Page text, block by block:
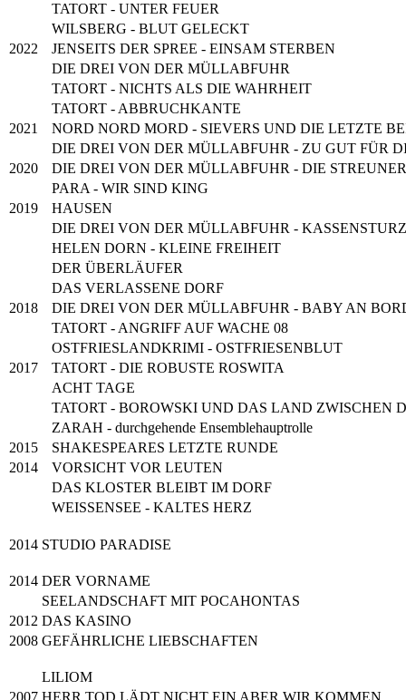
TATORT - UNTER FEUER
WILSBERG - BLUT GELECKT
2022
JENSEITS DER SPREE - EINSAM STERBEN
DIE DREI VON DER MÜLLABFUHR
TATORT - NICHTS ALS DIE WAHRHEIT
TATORT - ABBRUCHKANTE
2021
NORD NORD MORD - SIEVERS UND DIE LETZTE
DIE DREI VON DER MÜLLABFUHR - ZU GUT FÜR
2020
DIE DREI VON DER MÜLLABFUHR - DIE
PARA - WIR SIND KING
2019
HAUSEN
DIE DREI VON DER MÜLLABFUHR - KASSENSTURZ
HELEN DORN - KLEINE FREIHEIT
DER ÜBERLÄUFER
DAS VERLASSENE DORF
2018
DIE DREI VON DER MÜLLABFUHR - BABY AN
TATORT - ANGRIFF AUF WACHE 08
OSTFRIESLANDKRIMI - OSTFRIESENBLUT
2017
TATORT - DIE ROBUSTE ROSWITA
ACHT TAGE
TATORT - BOROWSKI UND DAS LAND ZWISCHEN
ZARAH - durchgehende Ensemblehauptrolle
2015
SHAKESPEARES LETZTE RUNDE
2014
VORSICHT VOR LEUTEN
DAS KLOSTER BLEIBT IM DORF
WEISSENSEE - KALTES HERZ
2014 STUDIO PARADISE
2014 DER VORNAME
SEELANDSCHAFT MIT POCAHONTAS
2012 DAS KASINO
2008 GEFÄHRLICHE LIEBSCHAFTEN
LILIOM
2007 HERR TOD LÄDT NICHT EIN ABER WIR KOMMEN